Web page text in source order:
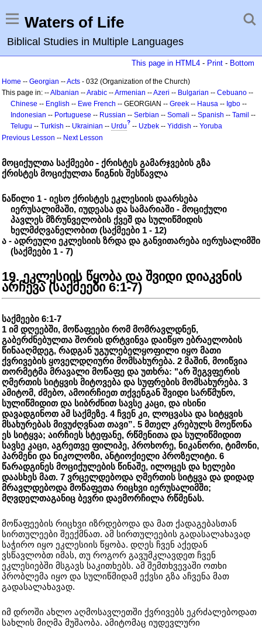
Waters of Life
Biblical Studies in Multiple Languages
This page in HTML4 - Print - Bottom
Home -- Georgian --Acts - 032 (Organization of the Church)
This page in: --Albanian --Arabic --Armenian --Azeri -- Bulgarian -- Cebuano --
Chinese -- English -- Ewe French -- GEORGIAN -- Greek -- Hausa -- Igbo --
Indonesian -- Portuguese -- Russian -- Serbian -- Somali -- Spanish -- Tamil --
Telugu -- Turkish -- Ukrainian -- Urdu? -- Uzbek -- Yiddish -- Yoruba
Previous Lesson -- Next Lesson
მოციქულთა საქმეები - ქრისტეს გამარჯვების გზა
ქრისტეს მოციქულთა წიგნის შესწავლა
ნაწილი 1 - იესო ქრისტეს ეკლესიის დაარსება
იერუსალიმაში, იუდეასა და სამარიაში - მოციქული
პავლეს მზრუნველობის ქვეშ და სულიწმიდის
ხელმძღვანელობით (საქმეები 1 - 12)
ა - ადრეული ეკლესიის ზრდა და განვითარება იერუსალიმში
(საქმეები 1 - 7)
19. ეკლესიის წყობა და შვიდი დიაკვნის
არჩევა (საქმეები 6:1-7)
საქმეები 6:1-7
1 იმ დღეებში, მოწაფეები რომ მომრავლდნენ,
გაბერძნებულთა შორის დრტვინვა დაიწყო ებრაელობის
წინააღმდეგ, რადგან უგულებელყოფილი იყო მათი
ქვრივების ყოველდღიური მომსახურება. 2 მაშინ, მოიწვია
თორმეტმა მრავალი მოწაფე და უთხრა: "არ შეგვფერის
ღმერთის სიტყვის მიტოვება და სუფრების მომსახურება. 3
ამიტომ, ძმებო, ამოირჩიეთ თქვენგან შვიდი სარწმუნო,
სულიწმიდით და სიბრძნით სავსე კაცი, და ისინი
დავადგინოთ ამ საქმეზე. 4 ჩვენ კი, ლოცვასა და სიტყვის
მსახურებას მივუძღვნათ თავი”. 5 მთელ კრებულს მოეწონა
ეს სიტყვა; აირჩიეს სტეფანე, რწმენითა და სულიწმიდით
სავსე კაცი, აგრეთვე ფილიპე, პროხორე, ნიკანორი, ტიმონი,
პარმენი და ნიკოლოზი, ანტიოქიელი პროზელიტი. 6
წარადგინეს მოციქულების წინაშე, ილოცეს და ხელები
დაასხეს მათ. 7 ვრცელდებოდა ღმერთის სიტყვა და დიდად
მრავლდებოდა მოწაფეთა რიცხვი იერუსალიმში;
მღვდელთაგანიც ბევრი დაემორჩილა რწმენას.
მოწაფეების რიცხვი იზრდებოდა და მათ ქადაგებასთან
სირთულეები შეექმნათ. ამ სირთულეების გადასალახავად
საჭირო იყო ეკლესიის წყობა. დღეს ჩვენ აქედან
ვსწავლობთ იმას, თუ როგორ გავუმკლავდეთ ჩვენ
ეკლესიებში მსგავს საკითხებს. ამ შემთხვევაში ოთხი
პრობლემა იყო და სულიწმიდამ ექვსი გზა აჩვენა მათ
გადასალახავად.
იმ დროში ახლო აღმოსავლეთში ქვრივებს ეკრძალებოდათ
სახლის მიღმა მუშაობა. ამიტომაც იუდევლური